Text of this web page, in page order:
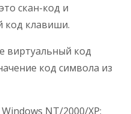
скан-код и
код клавиши.
виртуальный код
код символа из
NT/2000/XP: